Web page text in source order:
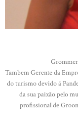
Tambem Gerente da
do turismo devido á
da sua paixão pelo
profissional de